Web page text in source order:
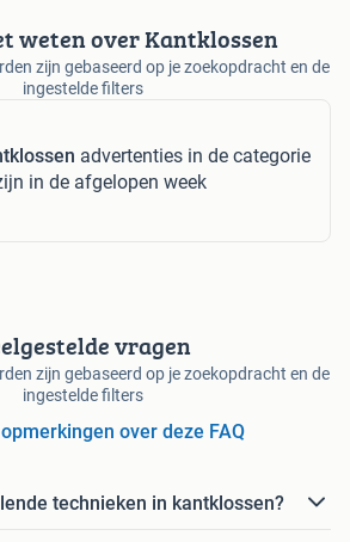
weten over Kantklossen
zijn gebaseerd op je zoekopdracht en de
ingestelde filters
advertenties in de categorie
in de afgelopen week
vragen
zijn gebaseerd op je zoekopdracht en de
ingestelde filters
opmerkingen over deze FAQ
technieken in kantklossen?